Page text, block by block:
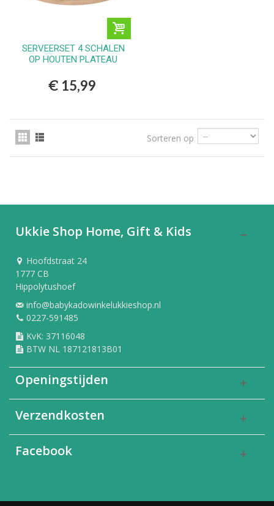
SERVEERSET 4 SCHALEN
OP HOUTEN PLATEAU
€ 15,99
Sorteren op
Ukkie Shop Home, Gift & Kids
Hoofdstraat 24
1777 CB
Hippolytushoef
info@babykadowinkelukkieshop.nl
0227-591485
KvK: 37116048
BTW NL 187121813B01
Openingstijden
Verzendkosten
Facebook